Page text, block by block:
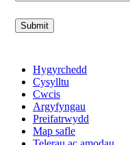
Submit
Hygyrchedd
Cysylltu
Cwcis
Argyfyngau
Preifatrwydd
Map safle